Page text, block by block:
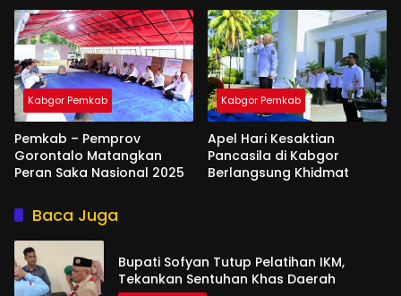
Kabgor Pemkab
Pemkab – Pemprov
Gorontalo Matangkan
Peran Saka Nasional 2025
Kabgor Pemkab
Apel Hari Kesaktian
Pancasila di Kabgor
Berlangsung Khidmat
Baca Juga
Bupati Sofyan Tutup Pelatihan IKM,
Tekankan Sentuhan Khas Daerah